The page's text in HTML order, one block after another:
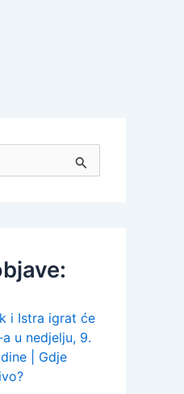
i Istra igrat će
u nedjelju, 9.
| Gdje